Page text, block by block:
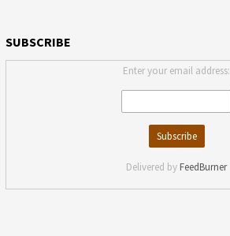
SUBSCRIBE
Enter your email address:
Delivered by FeedBurner